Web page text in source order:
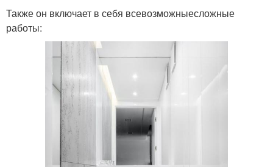
Также он включает в себя всевозможныесложные
работы: